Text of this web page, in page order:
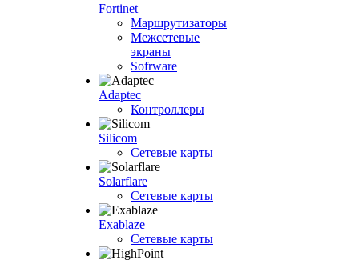
Fortinet
Маршрутизаторы
Межсетевые
экраны
Sofrware
Adaptec
Контроллеры
Silicom
Сетевые карты
Solarflare
Сетевые карты
Exablaze
Сетевые карты